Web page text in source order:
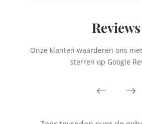
Reviews
Onze klanten waarderen ons
sterren op Google